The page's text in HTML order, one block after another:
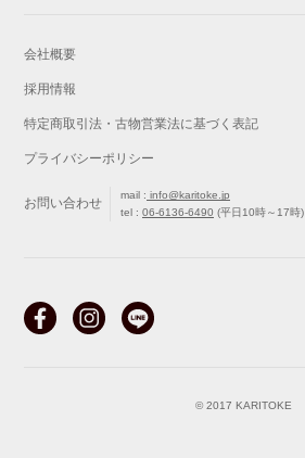
会社概要
採用情報
特定商取引法・古物営業法に基づく表記
プライバシーポリシー
お問い合わせ
mail : info@karitoke.jp
tel :06-6136-6490 (平日10時～17時)
© 2017 KARITOKE
戻る 最初から